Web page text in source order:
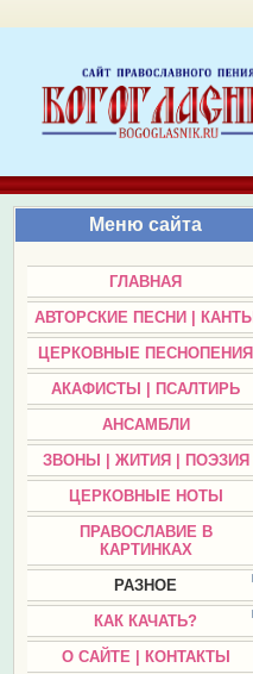
Меню сайта
ГЛАВНАЯ
АВТОРСКИЕ ПЕСНИ | КАНТЫ
ЦЕРКОВНЫЕ ПЕСНОПЕНИЯ
АКАФИСТЫ | ПСАЛТИРЬ
АНСАМБЛИ
ЗВОНЫ | ЖИТИЯ | ПОЭЗИЯ
ЦЕРКОВНЫЕ НОТЫ
ПРАВОСЛАВИЕ В
КАРТИНКАХ
РАЗНОЕ
КАК КАЧАТЬ?
О САЙТЕ | КОНТАКТЫ